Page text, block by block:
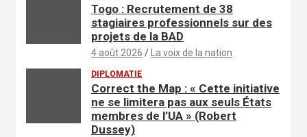
Togo : Recrutement de 38
stagiaires professionnels sur des
projets de la BAD
4 août 2026 La voix de la nation
DIPLOMATIE
Correct the Map : « Cette initiative
ne se limitera pas aux seuls États
membres de l’UA » (Robert
Dussey)